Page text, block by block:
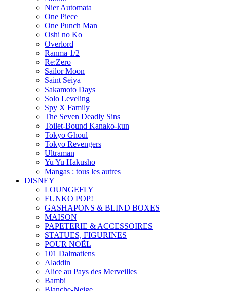
Nier Automata
One Piece
One Punch Man
Oshi no Ko
Overlord
Ranma 1/2
Re:Zero
Sailor Moon
Saint Seiya
Sakamoto Days
Solo Leveling
Spy X Family
The Seven Deadly Sins
Toilet-Bound Kanako-kun
Tokyo Ghoul
Tokyo Revengers
Ultraman
Yu Yu Hakusho
Mangas : tous les autres
DISNEY
LOUNGEFLY
FUNKO POP!
GASHAPONS & BLIND BOXES
MAISON
PAPETERIE & ACCESSOIRES
STATUES, FIGURINES
POUR NOËL
101 Dalmatiens
Aladdin
Alice au Pays des Merveilles
Bambi